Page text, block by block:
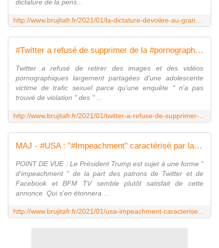
dictature de la pens...
#Twitter a refusé de supprimer de la #pornographie infantile parce qu'il ne " violait pas les conditions d'utilisation " - MOINS de BIENS PLUS de LIENS
Twitter a refusé de retirer des images et des vidéos
pornographiques largement partagées d'une adolescente
victime de trafic sexuel parce qu'une enquête " n'a pas
trouvé de violation " des " ...
MAJ - #USA : "#Impeachment" caractérisé par la censure de #Trump sur #Twitter et #Facebook. Qui s'en étonnera ? + #REDSTORM - MOINS de BIENS PLUS de LIENS
POINT DE VUE : Le Président Trump est sujet à une forme "
d'impeachment " de la part des patrons de Twitter et de
Facebook et BFM TV semble plutôt satisfait de cette
annonce. Qui s'en étonnera ...